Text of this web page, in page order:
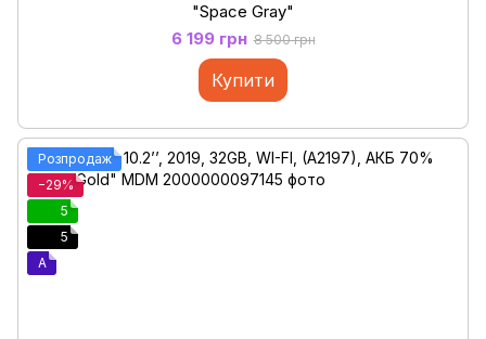
"Space Gray"
6 199 грн 8 500 грн
Купити
Розпродаж
−29%
5
5
A